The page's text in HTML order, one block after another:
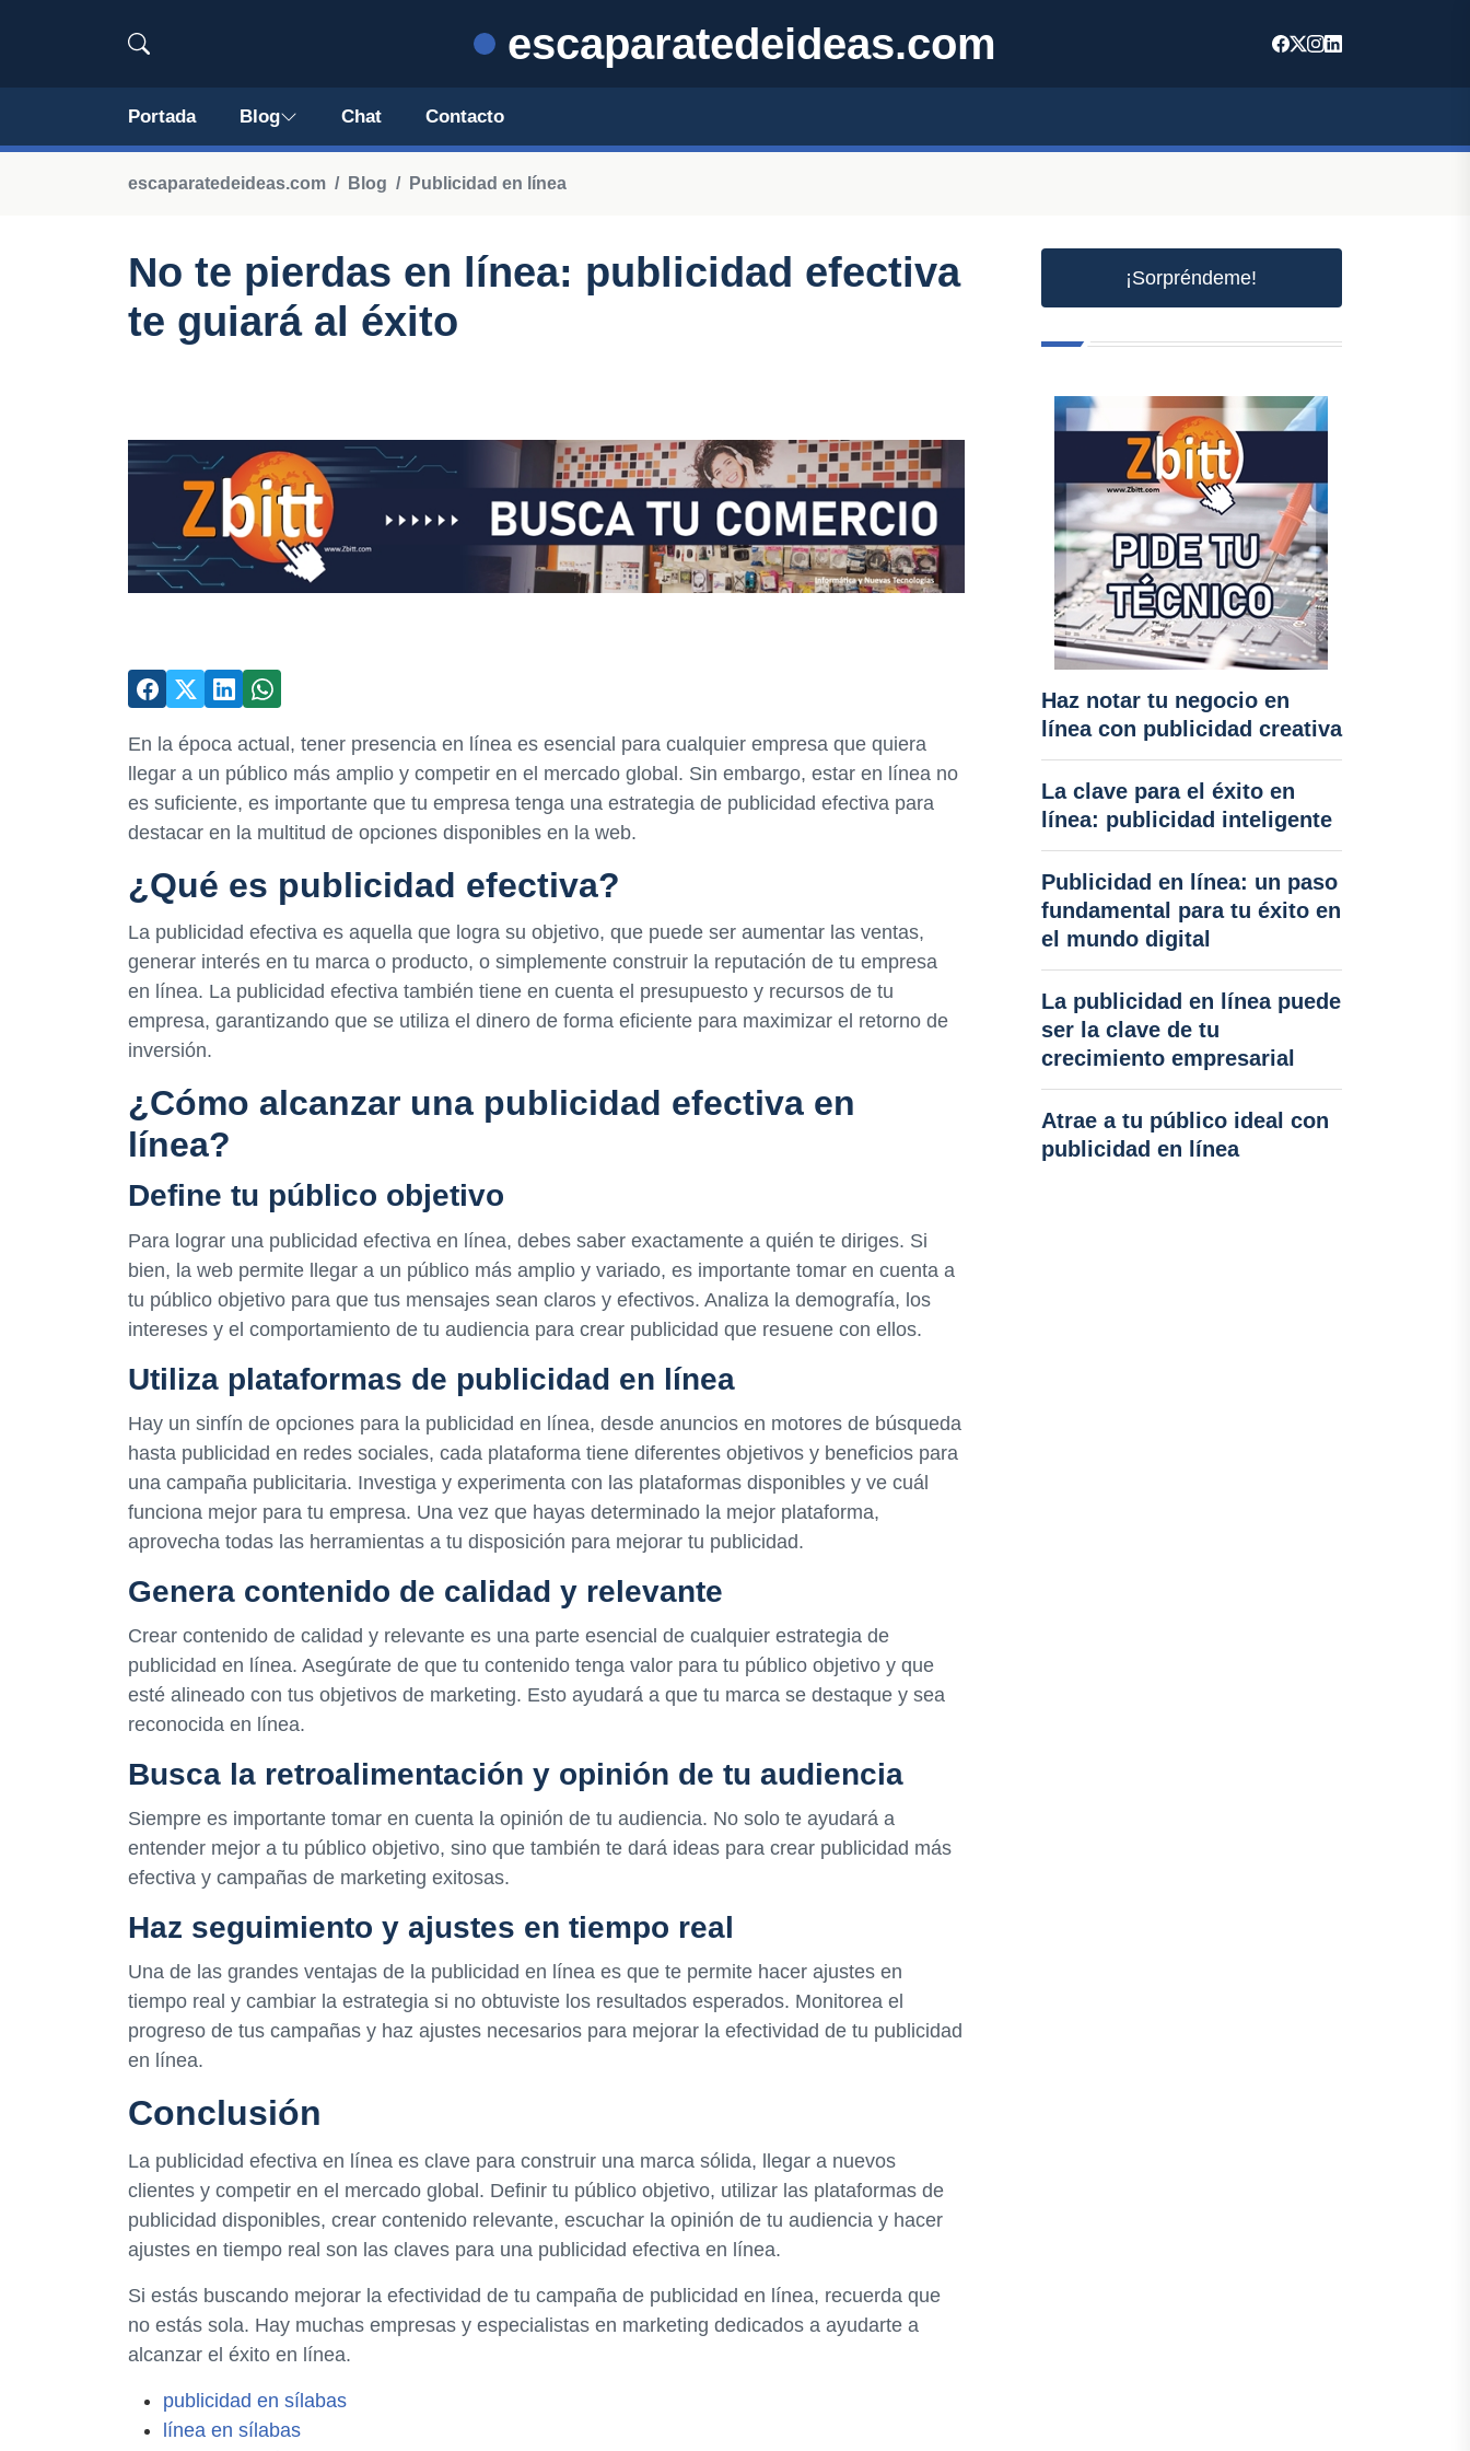
escaparatedeideas.com
Portada Blog Chat Contacto
escaparatedeideas.com Blog Publicidad en línea
No te pierdas en línea: publicidad efectiva
te guiará al éxito
En la época actual, tener presencia en línea es esencial para cualquier empresa que quiera
llegar a un público más amplio y competir en el mercado global. Sin embargo, estar en línea no
es suficiente, es importante que tu empresa tenga una estrategia de publicidad efectiva para
destacar en la multitud de opciones disponibles en la web.
¿Qué es publicidad efectiva?
La publicidad efectiva es aquella que logra su objetivo, que puede ser aumentar las ventas,
generar interés en tu marca o producto, o simplemente construir la reputación de tu empresa
en línea. La publicidad efectiva también tiene en cuenta el presupuesto y recursos de tu
empresa, garantizando que se utiliza el dinero de forma eficiente para maximizar el retorno de
inversión.
¿Cómo alcanzar una publicidad efectiva en
línea?
Define tu público objetivo
Para lograr una publicidad efectiva en línea, debes saber exactamente a quién te diriges. Si
bien, la web permite llegar a un público más amplio y variado, es importante tomar en cuenta a
tu público objetivo para que tus mensajes sean claros y efectivos. Analiza la demografía, los
intereses y el comportamiento de tu audiencia para crear publicidad que resuene con ellos.
Utiliza plataformas de publicidad en línea
Hay un sinfín de opciones para la publicidad en línea, desde anuncios en motores de búsqueda
hasta publicidad en redes sociales, cada plataforma tiene diferentes objetivos y beneficios para
una campaña publicitaria. Investiga y experimenta con las plataformas disponibles y ve cuál
funciona mejor para tu empresa. Una vez que hayas determinado la mejor plataforma,
aprovecha todas las herramientas a tu disposición para mejorar tu publicidad.
Genera contenido de calidad y relevante
Crear contenido de calidad y relevante es una parte esencial de cualquier estrategia de
publicidad en línea. Asegúrate de que tu contenido tenga valor para tu público objetivo y que
esté alineado con tus objetivos de marketing. Esto ayudará a que tu marca se destaque y sea
reconocida en línea.
Busca la retroalimentación y opinión de tu audiencia
Siempre es importante tomar en cuenta la opinión de tu audiencia. No solo te ayudará a
entender mejor a tu público objetivo, sino que también te dará ideas para crear publicidad más
efectiva y campañas de marketing exitosas.
Haz seguimiento y ajustes en tiempo real
Una de las grandes ventajas de la publicidad en línea es que te permite hacer ajustes en
tiempo real y cambiar la estrategia si no obtuviste los resultados esperados. Monitorea el
progreso de tus campañas y haz ajustes necesarios para mejorar la efectividad de tu publicidad
en línea.
Conclusión
La publicidad efectiva en línea es clave para construir una marca sólida, llegar a nuevos
clientes y competir en el mercado global. Definir tu público objetivo, utilizar las plataformas de
publicidad disponibles, crear contenido relevante, escuchar la opinión de tu audiencia y hacer
ajustes en tiempo real son las claves para una publicidad efectiva en línea.
Si estás buscando mejorar la efectividad de tu campaña de publicidad en línea, recuerda que
no estás sola. Hay muchas empresas y especialistas en marketing dedicados a ayudarte a
alcanzar el éxito en línea.
publicidad en sílabas
línea en sílabas
¡Sorpréndeme!
Haz notar tu negocio en
línea con publicidad creativa
La clave para el éxito en
línea: publicidad inteligente
Publicidad en línea: un paso
fundamental para tu éxito en
el mundo digital
La publicidad en línea puede
ser la clave de tu
crecimiento empresarial
Atrae a tu público ideal con
publicidad en línea